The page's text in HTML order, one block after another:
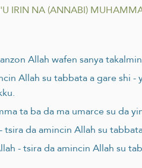
IRIN NA (ANNABI)
Allah wafen sanya
Allah su tabbata a gare shi
ta ba da ma umarce su da
da amincin Allah su
- tsira da amincin Allah su